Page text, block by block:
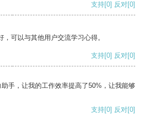
支持[0] 反对[0]
可以与其他用户交流学习心得。
支持[0] 反对[0]
手，让我的工作效率提高了50%，让我能够
支持[0] 反对[0]